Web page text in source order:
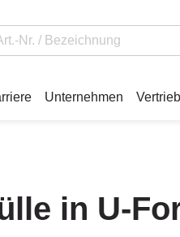
Unternehmen
in U-